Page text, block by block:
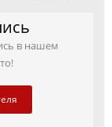
в нашем